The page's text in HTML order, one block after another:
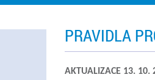
PRAVIDLA
AKTUALIZACE 13.